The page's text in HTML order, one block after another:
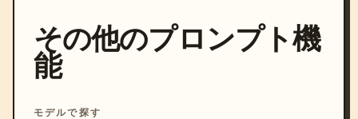
その他のプロンプト機
能
モデルで探す